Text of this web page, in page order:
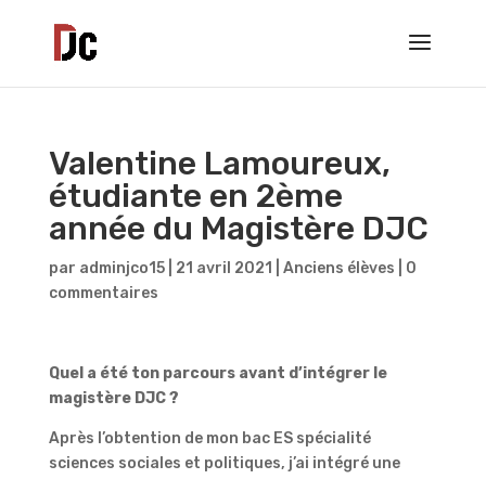
Valentine Lamoureux,
étudiante en 2ème
année du Magistère DJC
par adminjco15| 21 avril 2021 Anciens élèves
0
commentaires
Quel a été ton parcours avant d’intégrer le
magistère DJC ?
Après l’obtention de mon bac ES spécialité
sciences sociales et politiques, j’ai intégré une